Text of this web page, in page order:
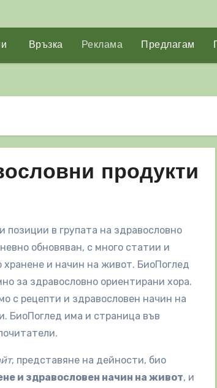
Връзка Реклама Предлагам
продукти
позиции в групата на здравословно
обновяван, с много статии и
и начин на живот. БиоПоглед
за здравословно ориентирани хора.
с рецепти и здравословен начин на
БиоПоглед има и страница във
, представяне на дейности, био
и здравословен начин на живот, и